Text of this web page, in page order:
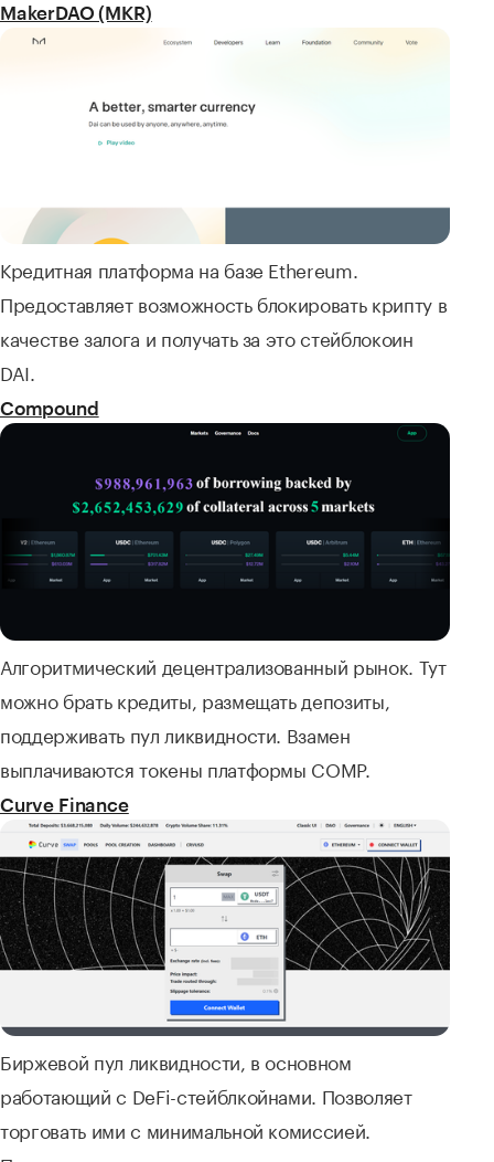
MakerDAO (MKR)
Кредитная платформа на базе Ethereum.
Предоставляет возможность блокировать крипту в
качестве залога и получать за это стейблокоин
DAI.
Compound
Алгоритмический децентрализованный рынок. Тут
можно брать кредиты, размещать депозиты,
поддерживать пул ликвидности. Взамен
выплачиваются токены платформы COMP.
Curve Finance
Биржевой пул ликвидности, в основном
работающий с DeFi-стейблкойнами. Позволяет
торговать ими с минимальной комиссией.